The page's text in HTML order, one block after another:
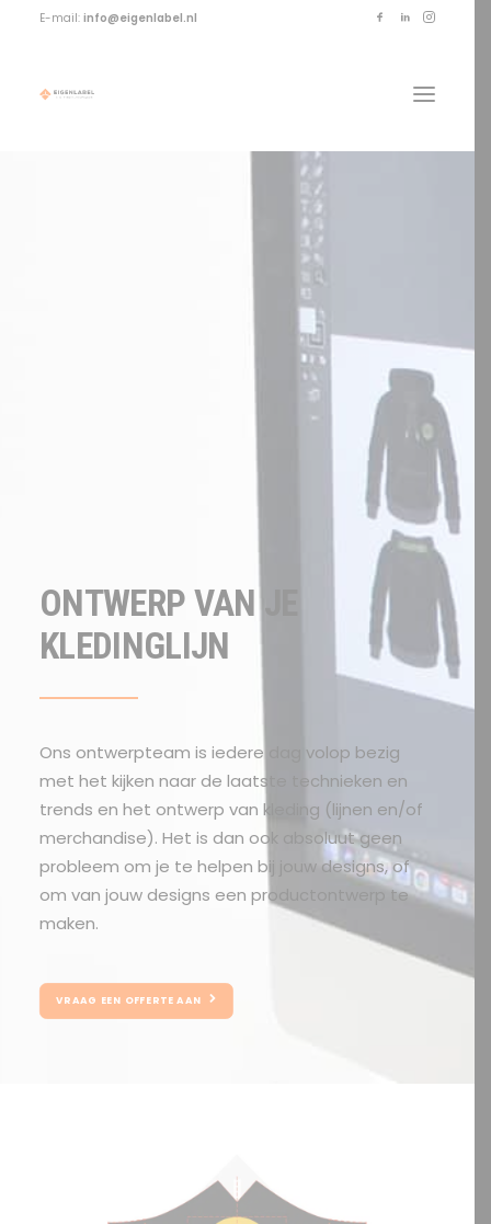
E-mail: info@eigenlabel.nl
ONTWERP VAN JE
KLEDINGLIJN
Ons ontwerpteam is iedere dag volop bezig
met het kijken naar de laatste technieken en
trends en het ontwerp van kleding (lijnen en/of
merchandise). Het is dan ook absoluut geen
probleem om je te helpen bij jouw designs, of
om van jouw designs een productontwerp te
maken.
VRAAG EEN OFFERTE AAN